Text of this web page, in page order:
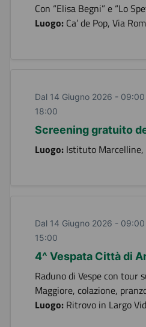
Con “Elisa Begni” e “Lo
Luogo: Ca’ de Pop, Via
Dal 14 Giugno 2026 -
18:00
Screening gratuito
Luogo: Istituto Marcelline,
Dal 14 Giugno 2026 -
15:00
4^ Vespata Città di
Raduno di Vespe con tour
Maggiore, colazione,
Luogo: Ritrovo in Largo